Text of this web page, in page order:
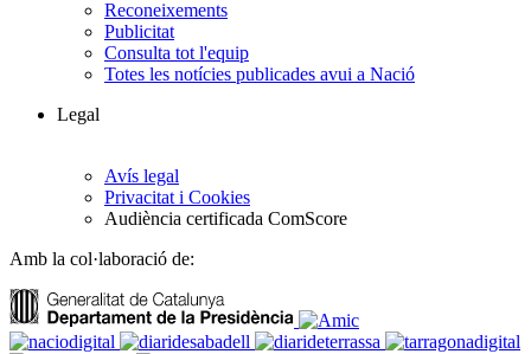
Reconeixements
Publicitat
Consulta tot l'equip
Totes les notícies publicades avui a Nació
Legal
Avís legal
Privacitat i Cookies
Audiència certificada ComScore
Amb la col·laboració de: